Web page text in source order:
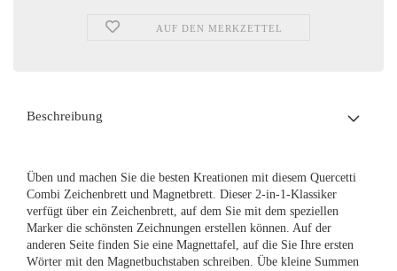
AUF DEN MERKZETTEL
Beschreibung
Üben und machen Sie die besten Kreationen mit diesem Quercetti
Combi Zeichenbrett und Magnetbrett. Dieser 2-in-1-Klassiker
verfügt über ein Zeichenbrett, auf dem Sie mit dem speziellen
Marker die schönsten Zeichnungen erstellen können. Auf der
anderen Seite finden Sie eine Magnettafel, auf die Sie Ihre ersten
Wörter mit den Magnetbuchstaben schreiben. Übe kleine Summen